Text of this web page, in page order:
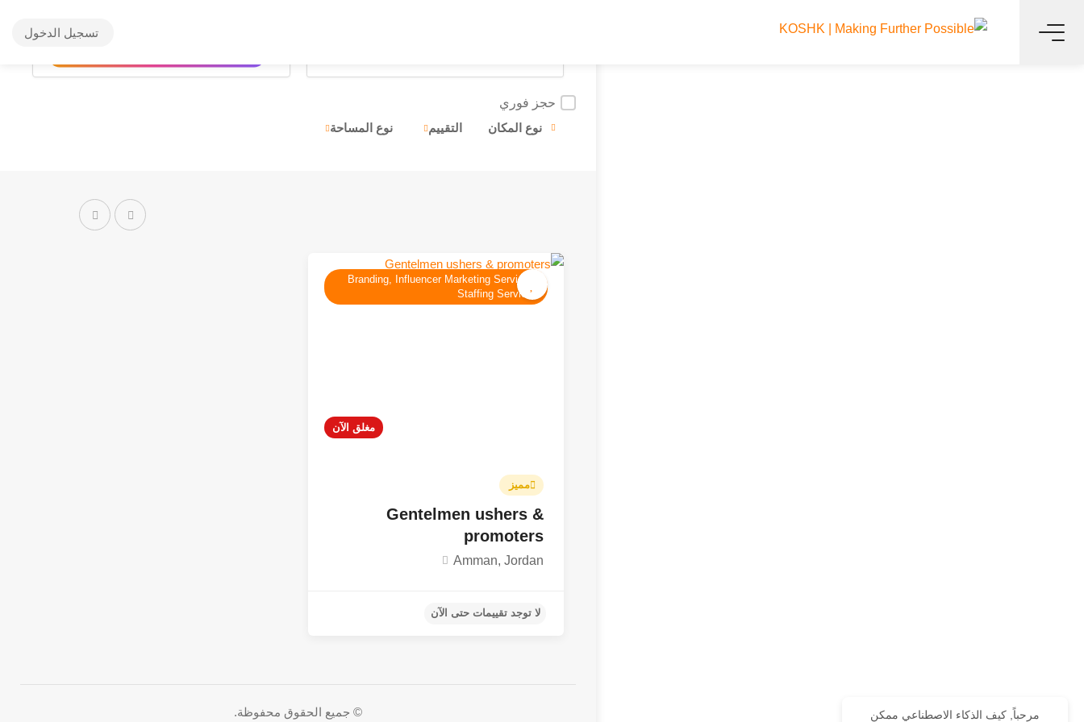
تسجيل الدخول
حجز فوري
نوع المكان
التقييم نوع المساحة
مغلق الآن
Branding, Influencer Marketing Services,
Staffing Services
مميز
Gentelmen ushers &
promoters
Amman, Jordan
© جميع الحقوق محفوظة. مرحباً, كيف الذكاء الاصطناعي ممكن